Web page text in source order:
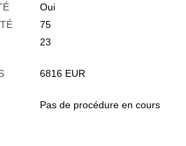
Oui
75
23
6816 EUR
Pas de procédure en cours